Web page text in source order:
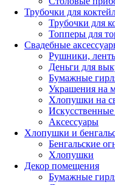
Трубочки для
Трубочки для
Топперы для
Свадебные
Рушники,
Деньги для
Бумажные
Украшения на
Хлопушки на
Искусственные
Аксессуары
Хлопушки и
Бенгальские
Хлопушки
Декор помещения
Бумажные